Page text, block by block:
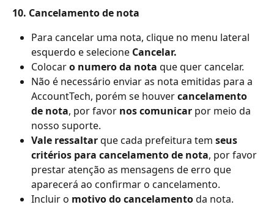
10. Cancelamento de nota
Para cancelar uma nota, clique no menu lateral
esquerdo e selecione Cancelar.
Colocar o numero da nota que quer cancelar.
Não é necessário enviar as nota emitidas para a
AccountTech, porém se houver cancelamento
de nota, por favor nos comunicar por meio da
nosso suporte.
Vale ressaltar que cada prefeitura tem seus
critérios para cancelamento de nota, por favor
prestar atenção as mensagens de erro que
aparecerá ao confirmar o cancelamento.
Incluir o motivo do cancelamento da nota.